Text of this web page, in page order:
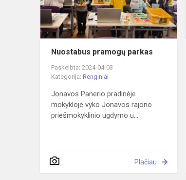
Nuostabus pramogų parkas
Paskelbta: 2024-04-03
Kategorija: Renginiai
Jonavos Panerio pradinėje
mokykloje vyko Jonavos rajono
priešmokyklinio ugdymo u...
Plačiau